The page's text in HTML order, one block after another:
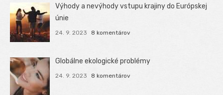
Výhody a nevýhody vstupu krajiny do Európskej
únie
24. 9. 2023 8 komentárov
Globálne ekologické problémy
24. 9. 2023 8 komentárov